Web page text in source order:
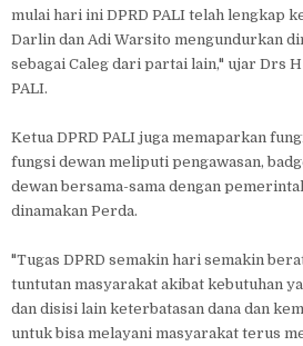
mulai hari ini DPRD PALI telah lengkap
Darlin dan Adi Warsito mengundurkan
sebagai Caleg dari partai lain," ujar Drs
PALI.
Ketua DPRD PALI juga memaparkan
fungsi dewan meliputi pengawasan,
dewan bersama-sama dengan
dinamakan Perda.
"Tugas DPRD semakin hari semakin
tuntutan masyarakat akibat kebutuhan
dan disisi lain keterbatasan dana dan
untuk bisa melayani masyarakat terus